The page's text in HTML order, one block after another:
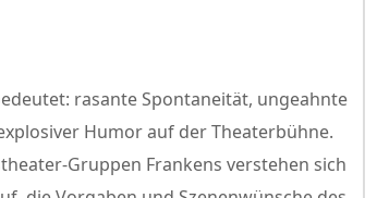
rasante Spontaneität, ungeahnte
Humor auf der Theaterbühne.
Gruppen Frankens verstehen sich